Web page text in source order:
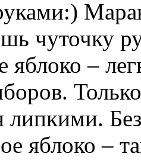
чуточку
яблоко –
липкими.
яблоко –